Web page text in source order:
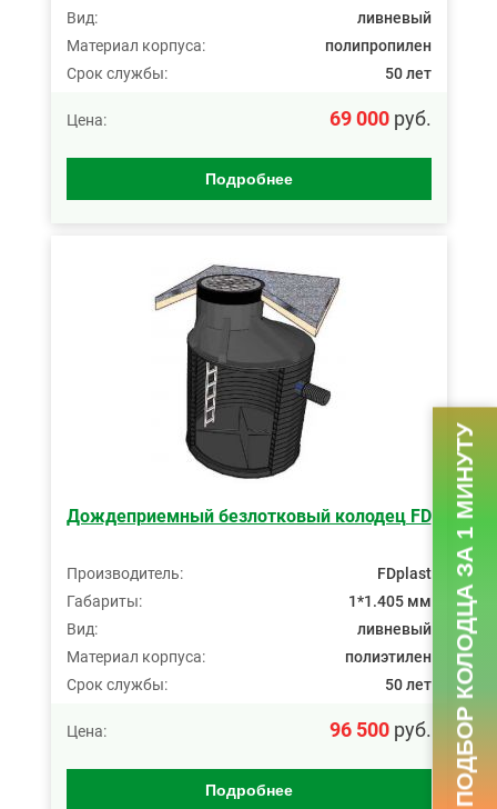
Вид:
ливневый
Материал корпуса:
полипропилен
Срок службы:
50 лет
Цена: 69 000руб.
Подробнее
Дождеприемный безлотковый колодец FD
Производитель:
FDplast
Габариты:
1*1.405 мм
Вид:
ливневый
Материал корпуса:
полиэтилен
Срок службы:
50 лет
Цена: 96 500руб.
Подробнее ПОДБОР КОЛОДЦА ЗА 1 МИНУТУ